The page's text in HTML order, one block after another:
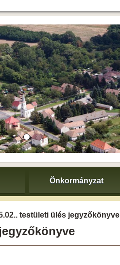
Önkormányzat
testületi ülés jegyzőkönyve